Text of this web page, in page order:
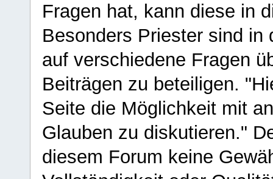
Fragen hat, kann diese in
Besonders Priester sind in
auf verschiedene Fragen
Beiträgen zu beteiligen.
Seite die Möglichkeit mit
Glauben zu diskutieren."
diesem Forum keine